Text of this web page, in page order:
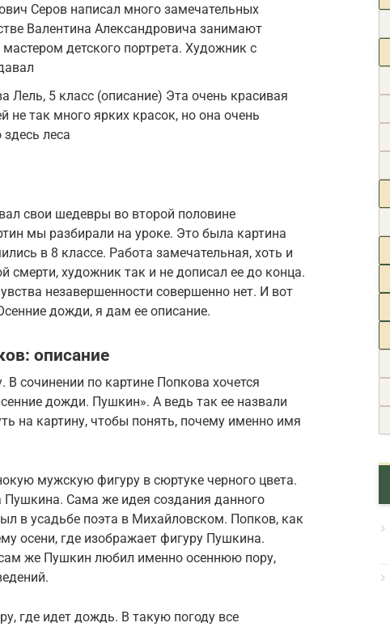
Серов написал много замечательных
Валентина Александровича занимают
детского портрета. Художник с
Лель, 5 класс (описание) Эта очень красивая
не так много ярких красок, но она очень
леса
свои шедевры во второй половине
мы разбирали на уроке. Это была картина
в 8 классе. Работа замечательная, хоть и
смерти, художник так и не дописал ее до конца.
незавершенности совершенно нет. И вот
дожди, я дам ее описание.
описание
сочинении по картине Попкова хочется
дожди. Пушкин». А ведь так ее назвали
на картину, чтобы понять, почему именно имя
мужскую фигуру в сюртуке черного цвета.
Пушкина. Сама же идея создания данного
в усадьбе поэта в Михайловском. Попков, как
осени, где изображает фигуру Пушкина.
же Пушкин любил именно осеннюю пору,
где идет дождь. В такую погоду все